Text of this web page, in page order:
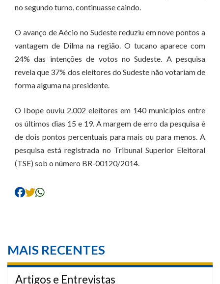
no segundo turno, continuasse caindo.
O avanço de Aécio no Sudeste reduziu em nove pontos a
vantagem de Dilma na região. O tucano aparece com
24% das intenções de votos no Sudeste. A pesquisa
revela que 37% dos eleitores do Sudeste não votariam de
forma alguma na presidente.
O Ibope ouviu 2.002 eleitores em 140 municípios entre
os últimos dias 15 e 19. A margem de erro da pesquisa é
de dois pontos percentuais para mais ou para menos. A
pesquisa está registrada no Tribunal Superior Eleitoral
(TSE) sob o número BR-00120/2014.
MAIS RECENTES
Artigos e Entrevistas